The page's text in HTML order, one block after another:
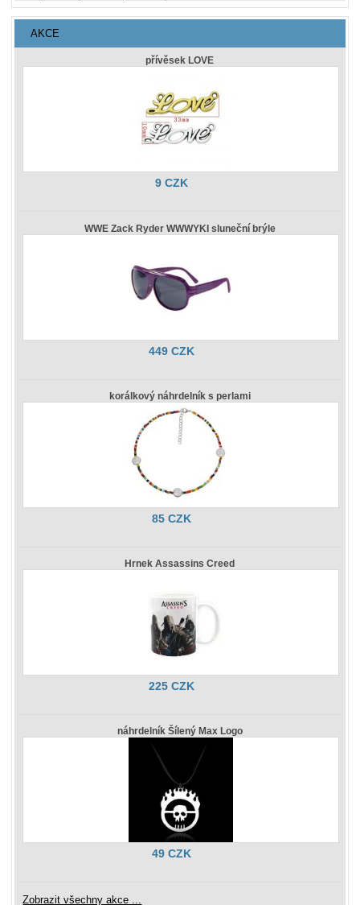
AKCE
přívěsek LOVE
9 CZK
WWE Zack Ryder WWWYKI sluneční brýle
449 CZK
korálkový náhrdelník s perlami
85 CZK
Hrnek Assassins Creed
225 CZK
náhrdelník Šílený Max Logo
49 CZK
Zobrazit všechny akce ...